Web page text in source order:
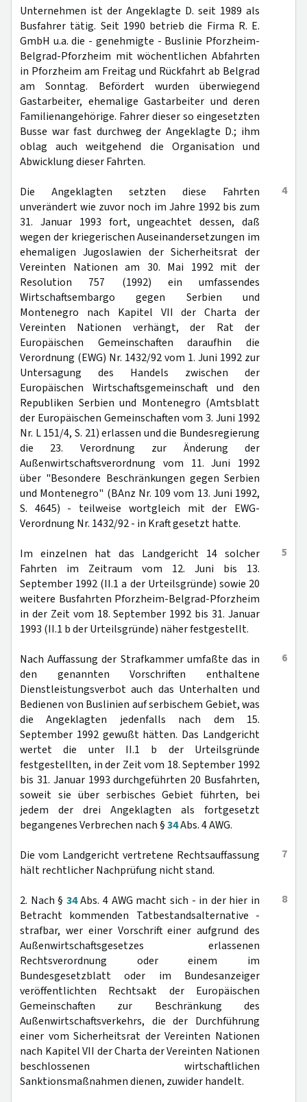
Unternehmen ist der Angeklagte D. seit 1989 als
Busfahrer tätig. Seit 1990 betrieb die Firma R. E.
GmbH u.a. die - genehmigte - Buslinie Pforzheim-
Belgrad-Pforzheim mit wöchentlichen Abfahrten
in Pforzheim am Freitag und Rückfahrt ab Belgrad
am Sonntag. Befördert wurden überwiegend
Gastarbeiter, ehemalige Gastarbeiter und deren
Familienangehörige. Fahrer dieser so eingesetzten
Busse war fast durchweg der Angeklagte D.; ihm
oblag auch weitgehend die Organisation und
Abwicklung dieser Fahrten.
4
Die Angeklagten setzten diese Fahrten
unverändert wie zuvor noch im Jahre 1992 bis zum
31. Januar 1993 fort, ungeachtet dessen, daß
wegen der kriegerischen Auseinandersetzungen im
ehemaligen Jugoslawien der Sicherheitsrat der
Vereinten Nationen am 30. Mai 1992 mit der
Resolution 757 (1992) ein umfassendes
Wirtschaftsembargo gegen Serbien und
Montenegro nach Kapitel VII der Charta der
Vereinten Nationen verhängt, der Rat der
Europäischen Gemeinschaften daraufhin die
Verordnung (EWG) Nr. 1432/92 vom 1. Juni 1992 zur
Untersagung des Handels zwischen der
Europäischen Wirtschaftsgemeinschaft und den
Republiken Serbien und Montenegro (Amtsblatt
der Europäischen Gemeinschaften vom 3. Juni 1992
Nr. L 151/4, S. 21) erlassen und die Bundesregierung
die 23. Verordnung zur Änderung der
Außenwirtschaftsverordnung vom 11. Juni 1992
über "Besondere Beschränkungen gegen Serbien
und Montenegro" (BAnz Nr. 109 vom 13. Juni 1992,
S. 4645) - teilweise wortgleich mit der EWG-
Verordnung Nr. 1432/92 - in Kraft gesetzt hatte.
5
Im einzelnen hat das Landgericht 14 solcher
Fahrten im Zeitraum vom 12. Juni bis 13.
September 1992 (II.1 a der Urteilsgründe) sowie 20
weitere Busfahrten Pforzheim-Belgrad-Pforzheim
in der Zeit vom 18. September 1992 bis 31. Januar
1993 (II.1 b der Urteilsgründe) näher festgestellt.
6
Nach Auffassung der Strafkammer umfaßte das in
den genannten Vorschriften enthaltene
Dienstleistungsverbot auch das Unterhalten und
Bedienen von Buslinien auf serbischem Gebiet, was
die Angeklagten jedenfalls nach dem 15.
September 1992 gewußt hätten. Das Landgericht
wertet die unter II.1 b der Urteilsgründe
festgestellten, in der Zeit vom 18. September 1992
bis 31. Januar 1993 durchgeführten 20 Busfahrten,
soweit sie über serbisches Gebiet führten, bei
jedem der drei Angeklagten als fortgesetzt
begangenes Verbrechen nach §34Abs. 4 AWG.
7
Die vom Landgericht vertretene Rechtsauffassung
hält rechtlicher Nachprüfung nicht stand.
8
2. Nach § 34Abs. 4 AWG macht sich - in der hier in
Betracht kommenden Tatbestandsalternative -
strafbar, wer einer Vorschrift einer aufgrund des
Außenwirtschaftsgesetzes erlassenen
Rechtsverordnung oder einem im
Bundesgesetzblatt oder im Bundesanzeiger
veröffentlichten Rechtsakt der Europäischen
Gemeinschaften zur Beschränkung des
Außenwirtschaftsverkehrs, die der Durchführung
einer vom Sicherheitsrat der Vereinten Nationen
nach Kapitel VII der Charta der Vereinten Nationen
beschlossenen wirtschaftlichen
Sanktionsmaßnahmen dienen, zuwider handelt.